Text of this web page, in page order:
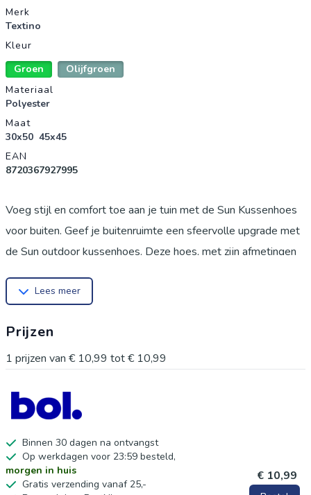
Merk
Textino
Kleur
Groen
Olijfgroen
Materiaal
Polyester
Maat
30x50 45x45
EAN
8720367927995
Voeg stijl en comfort toe aan je tuin met de Sun Kussenhoes
voor buiten. Geef je buitenruimte een sfeervolle upgrade met
de Sun outdoor kussenhoes. Deze hoes, met zijn afmetingen
perfecte combinatie van stijl en duurzaamheid. Ontworpen om
zowel UV-bestendig als waterafstotend, waardoor je
kussens er altijd fris en mooi uitzien. Eenvoudig onderhoud
deze kussenhoes voor buiten eenvoudig wassen en voorzien
van een passende kussenvulling. Mix en Match de kussenhoes
30x50 cm Sun met andere outdoor kussenhoezen om een
inspirerende en uitnodigende buitenruimte te creëren. Probeer
bijvoorbeeld eens de combinatie met de buitenkussen Sia
Lees meer
Prijzen
1 prijzen van € 10,99 tot€ 10,99
Binnen 30 dagen na ontvangst
Op werkdagen voor 23:59 besteld,
morgen in huis
Gratis verzending vanaf 25,-
€ 10,99